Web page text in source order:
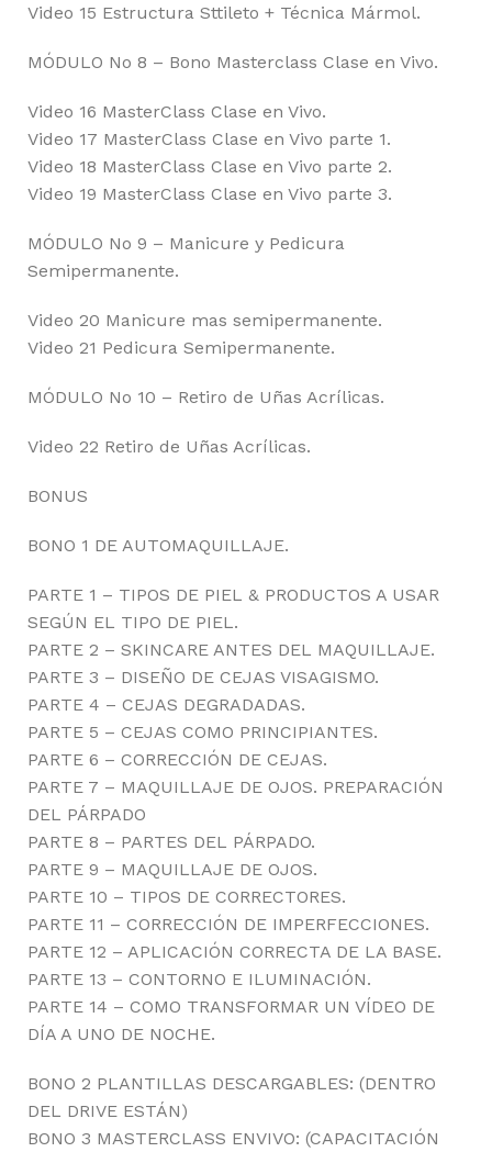
Video 15 Estructura Sttileto + Técnica Mármol.
MÓDULO No 8 – Bono Masterclass Clase en Vivo.
Video 16 MasterClass Clase en Vivo.
Video 17 MasterClass Clase en Vivo parte 1.
Video 18 MasterClass Clase en Vivo parte 2.
Video 19 MasterClass Clase en Vivo parte 3.
MÓDULO No 9 – Manicure y Pedicura
Semipermanente.
Video 20 Manicure mas semipermanente.
Video 21 Pedicura Semipermanente.
MÓDULO No 10 – Retiro de Uñas Acrílicas.
Video 22 Retiro de Uñas Acrílicas.
BONUS
BONO 1 DE AUTOMAQUILLAJE.
PARTE 1 – TIPOS DE PIEL & PRODUCTOS A USAR
SEGÚN EL TIPO DE PIEL.
PARTE 2 – SKINCARE ANTES DEL MAQUILLAJE.
PARTE 3 – DISEÑO DE CEJAS VISAGISMO.
PARTE 4 – CEJAS DEGRADADAS.
PARTE 5 – CEJAS COMO PRINCIPIANTES.
PARTE 6 – CORRECCIÓN DE CEJAS.
PARTE 7 – MAQUILLAJE DE OJOS. PREPARACIÓN
DEL PÁRPADO
PARTE 8 – PARTES DEL PÁRPADO.
PARTE 9 – MAQUILLAJE DE OJOS.
PARTE 10 – TIPOS DE CORRECTORES.
PARTE 11 – CORRECCIÓN DE IMPERFECCIONES.
PARTE 12 – APLICACIÓN CORRECTA DE LA BASE.
PARTE 13 – CONTORNO E ILUMINACIÓN.
PARTE 14 – COMO TRANSFORMAR UN VÍDEO DE
DÍA A UNO DE NOCHE.
BONO 2 PLANTILLAS DESCARGABLES: (DENTRO
DEL DRIVE ESTÁN)
BONO 3 MASTERCLASS ENVIVO: (CAPACITACIÓN